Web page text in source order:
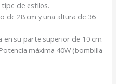
de estilos.
de 28 cm y una altura de 36
en su parte superior de 10 cm.
máxima 40W (bombilla